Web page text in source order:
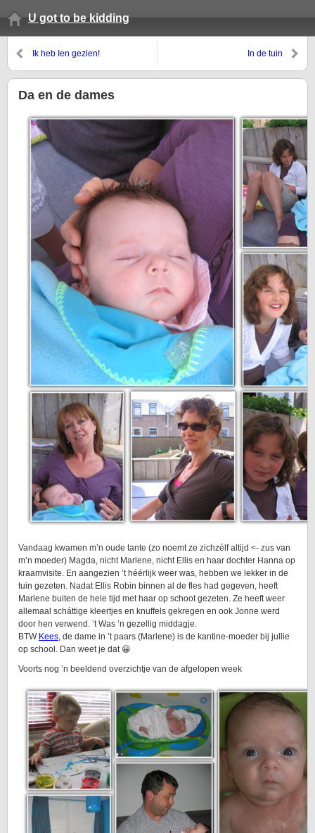
U got to be kidding
Ik heb Ien gezien! In de tuin
Da en de dames
Vandaag kwamen m’n oude tante (zo noemt ze zichzélf altijd <- zus van
m’n moeder) Magda, nicht Marlene, nicht Ellis en haar dochter Hanna op
kraamvisite. En aangezien ’t héérlijk weer was, hebben we lekker in de
tuin gezeten. Nadat Ellis Robin binnen al de fles had gegeven, heeft
Marlene buiten de hele tijd met haar op schoot gezeten. Ze heeft weer
allemaal scháttige kleertjes en knuffels gekregen en ook Jonne werd
door hen verwend. ’t Was ’n gezellig middagje.
BTW Kees, de dame in ’t paars (Marlene) is de kantine-moeder bij jullie
op school. Dan weet je dat 😀
Voorts nog ’n beeldend overzichtje van de afgelopen week